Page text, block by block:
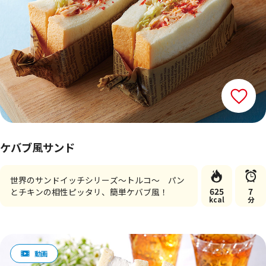
ケバブ風サンド
世界のサンドイッチシリーズ～トルコ～ パン
とチキンの相性ピッタリ、簡単ケバブ風！
625
kcal
7
分